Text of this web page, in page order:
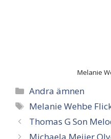
Melanie
Categories
Andra ämnen
Tags
Melanie Wehbe
Thomas G Son